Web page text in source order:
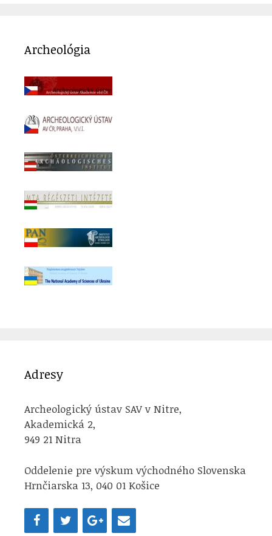
Archeológia
Adresy
Archeologický ústav SAV v Nitre,
Akademická 2,
949 21 Nitra
Oddelenie pre výskum východného Slovenska
Hrnčiarska 13, 040 01 Košice